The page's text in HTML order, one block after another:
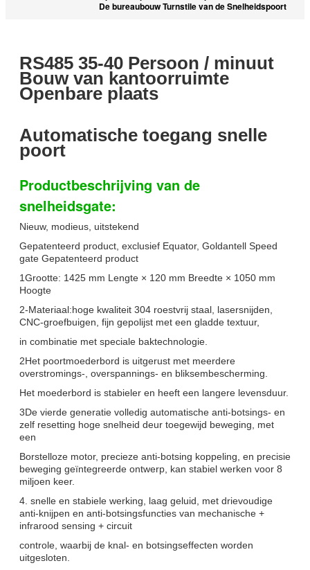
De bureaubouw Turnstile van de Snelheidspoort
RS485 35-40 Persoon / minuut
Bouw van kantoorruimte
Openbare plaats
Automatische toegang snelle
poort
Productbeschrijving van de
snelheidsgate:
Nieuw, modieus, uitstekend
Gepatenteerd product, exclusief Equator, Goldantell Speed
gate Gepatenteerd product
1Grootte: 1425 mm Lengte × 120 mm Breedte × 1050 mm
Hoogte
2-Materiaal:hoge kwaliteit 304 roestvrij staal, lasersnijden,
CNC-groefbuigen, fijn gepolijst met een gladde textuur,
in combinatie met speciale baktechnologie.
2Het poortmoederbord is uitgerust met meerdere
overstromings-, overspannings- en bliksembescherming.
Het moederbord is stabieler en heeft een langere levensduur.
3De vierde generatie volledig automatische anti-botsings- en
zelf resetting hoge snelheid deur toegewijd beweging, met
een
Borstelloze motor, precieze anti-botsing koppeling, en precisie
beweging geïntegreerde ontwerp, kan stabiel werken voor 8
miljoen keer.
4. snelle en stabiele werking, laag geluid, met drievoudige
anti-knijpen en anti-botsingsfuncties van mechanische +
infrarood sensing + circuit
controle, waarbij de knal- en botsingseffecten worden
uitgesloten.